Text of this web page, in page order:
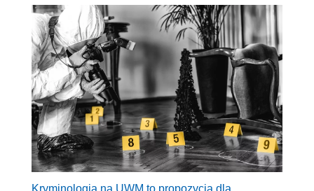
Kryminologia na UWM to propozycja dla